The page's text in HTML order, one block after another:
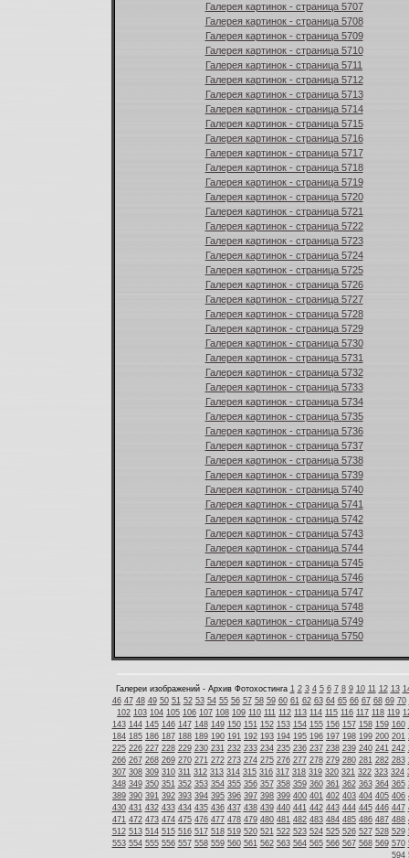
Галерея картинок - страница 5707
Галерея картинок - страница 5708
Галерея картинок - страница 5709
Галерея картинок - страница 5710
Галерея картинок - страница 5711
Галерея картинок - страница 5712
Галерея картинок - страница 5713
Галерея картинок - страница 5714
Галерея картинок - страница 5715
Галерея картинок - страница 5716
Галерея картинок - страница 5717
Галерея картинок - страница 5718
Галерея картинок - страница 5719
Галерея картинок - страница 5720
Галерея картинок - страница 5721
Галерея картинок - страница 5722
Галерея картинок - страница 5723
Галерея картинок - страница 5724
Галерея картинок - страница 5725
Галерея картинок - страница 5726
Галерея картинок - страница 5727
Галерея картинок - страница 5728
Галерея картинок - страница 5729
Галерея картинок - страница 5730
Галерея картинок - страница 5731
Галерея картинок - страница 5732
Галерея картинок - страница 5733
Галерея картинок - страница 5734
Галерея картинок - страница 5735
Галерея картинок - страница 5736
Галерея картинок - страница 5737
Галерея картинок - страница 5738
Галерея картинок - страница 5739
Галерея картинок - страница 5740
Галерея картинок - страница 5741
Галерея картинок - страница 5742
Галерея картинок - страница 5743
Галерея картинок - страница 5744
Галерея картинок - страница 5745
Галерея картинок - страница 5746
Галерея картинок - страница 5747
Галерея картинок - страница 5748
Галерея картинок - страница 5749
Галерея картинок - страница 5750
Галереи изображений - Архив Фотохостинга 1 2 3 4 5 6 7 8 9 10 11 12 13
46 47 48 49 50 51 52 53 54 55 56 57 58 59 60 61 62 63 64 65 66 67 68 69 70
102 103 104 105 106 107 108 109 110 111 112 113 114 115 116 117 118 119
143 144 145 146 147 148 149 150 151 152 153 154 155 156 157 158 159 160
184 185 186 187 188 189 190 191 192 193 194 195 196 197 198 199 200 201
225 226 227 228 229 230 231 232 233 234 235 236 237 238 239 240 241 242
266 267 268 269 270 271 272 273 274 275 276 277 278 279 280 281 282 283
307 308 309 310 311 312 313 314 315 316 317 318 319 320 321 322 323 324
348 349 350 351 352 353 354 355 356 357 358 359 360 361 362 363 364 365
389 390 391 392 393 394 395 396 397 398 399 400 401 402 403 404 405 406
430 431 432 433 434 435 436 437 438 439 440 441 442 443 444 445 446 447
471 472 473 474 475 476 477 478 479 480 481 482 483 484 485 486 487 488
512 513 514 515 516 517 518 519 520 521 522 523 524 525 526 527 528 529
553 554 555 556 557 558 559 560 561 562 563 564 565 566 567 568 569 570
594